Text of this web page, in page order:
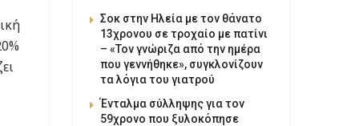
Σοκ στην Ηλεία με τον θάνατο
13χρονου σε τροχαίο με πατίνι
– «Τον γνώριζα από την ημέρα
που γεννήθηκε», συγκλονίζουν
τα λόγια του γιατρού
Ένταλμα σύλληψης για τον
59χρονο που ξυλοκόπησε